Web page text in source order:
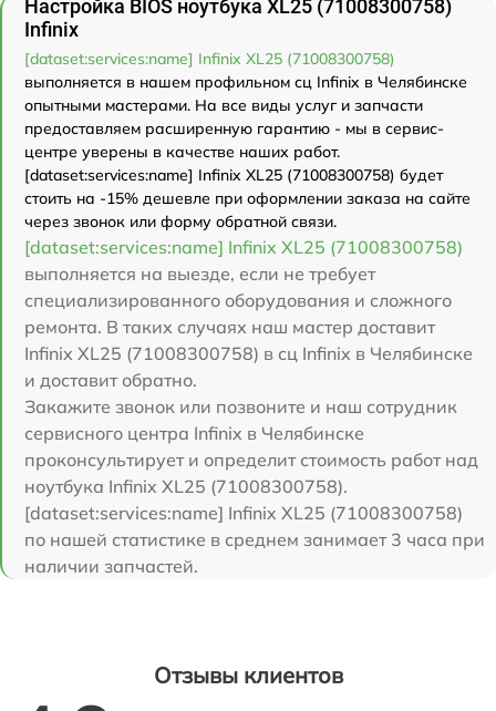
Настройка BIOS ноутбука XL25 (71008300758)
Infinix
[dataset:services:name] Infinix XL25 (71008300758)
выполняется в нашем профильном сц Infinix в Челябинске
опытными мастерами. На все виды услуг и запчасти
предоставляем расширенную гарантию - мы в сервис-
центре уверены в качестве наших работ.
[dataset:services:name] Infinix XL25 (71008300758) будет
стоить на -15% дешевле при оформлении заказа на сайте
через звонок или форму обратной связи.
[dataset:services:name] Infinix XL25 (71008300758)
выполняется на выезде, если не требует
специализированного оборудования и сложного
ремонта. В таких случаях наш мастер доставит
Infinix XL25 (71008300758) в сц Infinix в Челябинске
и доставит обратно.
Закажите звонок или позвоните и наш сотрудник
сервисного центра Infinix в Челябинске
проконсультирует и определит стоимость работ над
ноутбука Infinix XL25 (71008300758).
[dataset:services:name] Infinix XL25 (71008300758)
по нашей статистике в среднем занимает 3 часа при
наличии запчастей.
Отзывы клиентов